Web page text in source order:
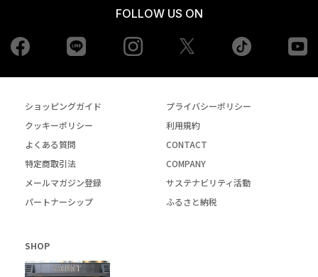
FOLLOW US ON
Facebook Instagram tiktok
ショッピングガイド
プライバシーポリシー
クッキーポリシー
利用規約
よくある質問
CONTACT
特定商取引法
COMPANY
メールマガジン登録
サステナビリティ活動
パートナーシップ
ふるさと納税
SHOP